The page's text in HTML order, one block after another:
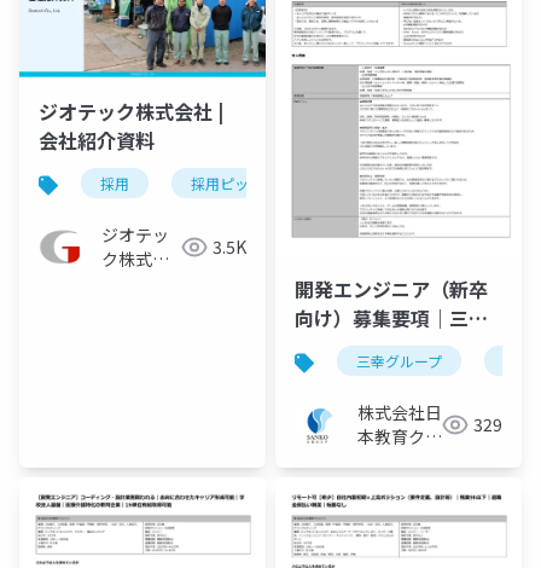
ジオテック株式会社 |
会社紹介資料
採用 採用ピッチ資料 求人 転職
ジオテッ
ク株式会
3.5K
開発エンジニア（新卒
向け）募集要項｜三幸
グループ【株式会社日
本教育クリエイト】
三幸グループ
株式会社日
本教育クリ
ョン事業部
329